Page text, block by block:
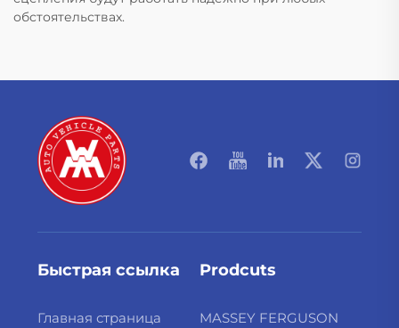
обстоятельствах.
Быстрая ссылка
Главная страница
Prodcuts
MASSEY FERGUSON